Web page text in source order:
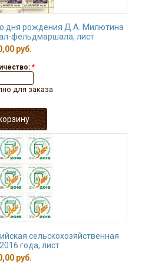
дня рождения Д.А. Милютина
фельдмаршала, лист
руб.
*
для заказа
сельскохозяйственная
года, лист
руб.